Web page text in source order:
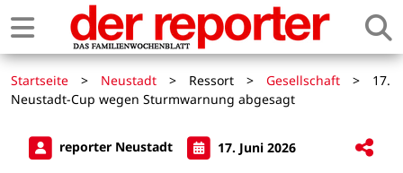
Startseite > Neustadt > Ressort > Gesellschaft >
17.
Neustadt-Cup wegen Sturmwarnung abgesagt
reporter Neustadt 17. Juni 2026